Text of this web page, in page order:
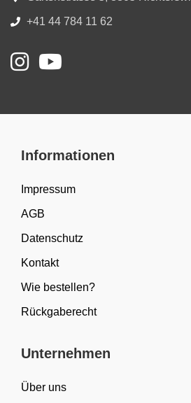
+41 44 784 11 62
Informationen
Impressum
AGB
Datenschutz
Kontakt
Wie bestellen?
Rückgaberecht
Unternehmen
Über uns